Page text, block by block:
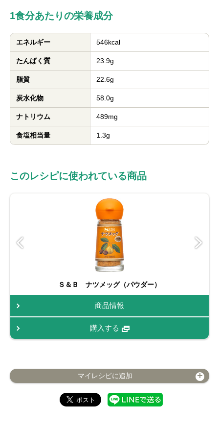
1食分あたりの栄養成分
エネルギー 546kcal
たんぱく質 23.9g
脂質 22.6g
炭水化物 58.0g
ナトリウム 489mg
食塩相当量 1.3g
このレシピに使われている商品
Ｓ＆Ｂ ナツメッグ（パウダー）
商品情報
購入する
マイレシピに追加